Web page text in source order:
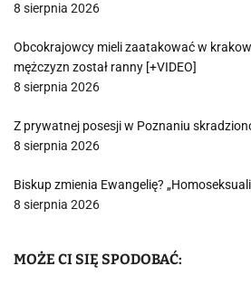
8 sierpnia 2026
Obcokrajowcy mieli zaatakować w
mężczyzn został ranny [+VIDEO]
8 sierpnia 2026
Z prywatnej posesji w Poznaniu
8 sierpnia 2026
Biskup zmienia Ewangelię?
8 sierpnia 2026
MOŻE CI SIĘ SPODOBAĆ: